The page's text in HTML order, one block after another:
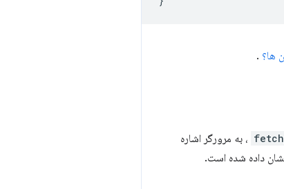
.
، به مرورگر اشاره
داده شده است.